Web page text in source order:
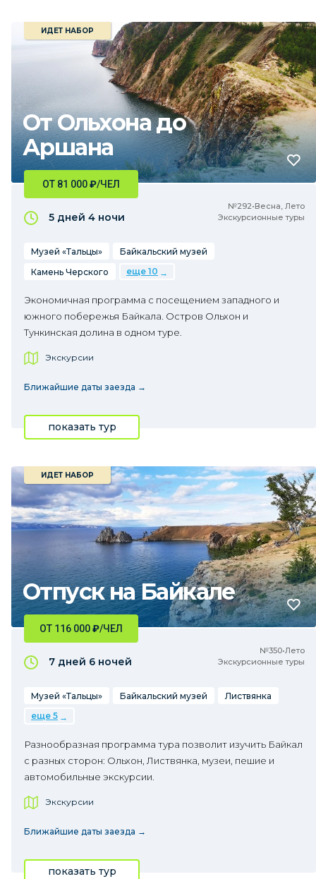
От Ольхона до
Аршана
ИДЕТ НАБОР
№292•Весна, Лето
Экскурсионные туры
ОТ 81 000₽/ЧЕЛ
5 дней 4 ночи
Музей «Тальцы»
Байкальский музей
Камень Черского
еще 10
Экономичная программа с посещением западного и
южного побережья Байкала. Остров Ольхон и
Тункинская долина в одном туре.
Экскурсии
Ближайшие даты заезда →
показать тур
Отпуск на Байкале
ИДЕТ НАБОР
№350•Лето
Экскурсионные туры
ОТ 116 000₽/ЧЕЛ
7 дней 6 ночей
Музей «Тальцы» Байкальский музей
Листвянка
еще 5
Разнообразная программа тура позволит изучить Байкал
с разных сторон: Ольхон, Листвянка, музеи, пешие и
автомобильные экскурсии.
Экскурсии
Ближайшие даты заезда →
показать тур